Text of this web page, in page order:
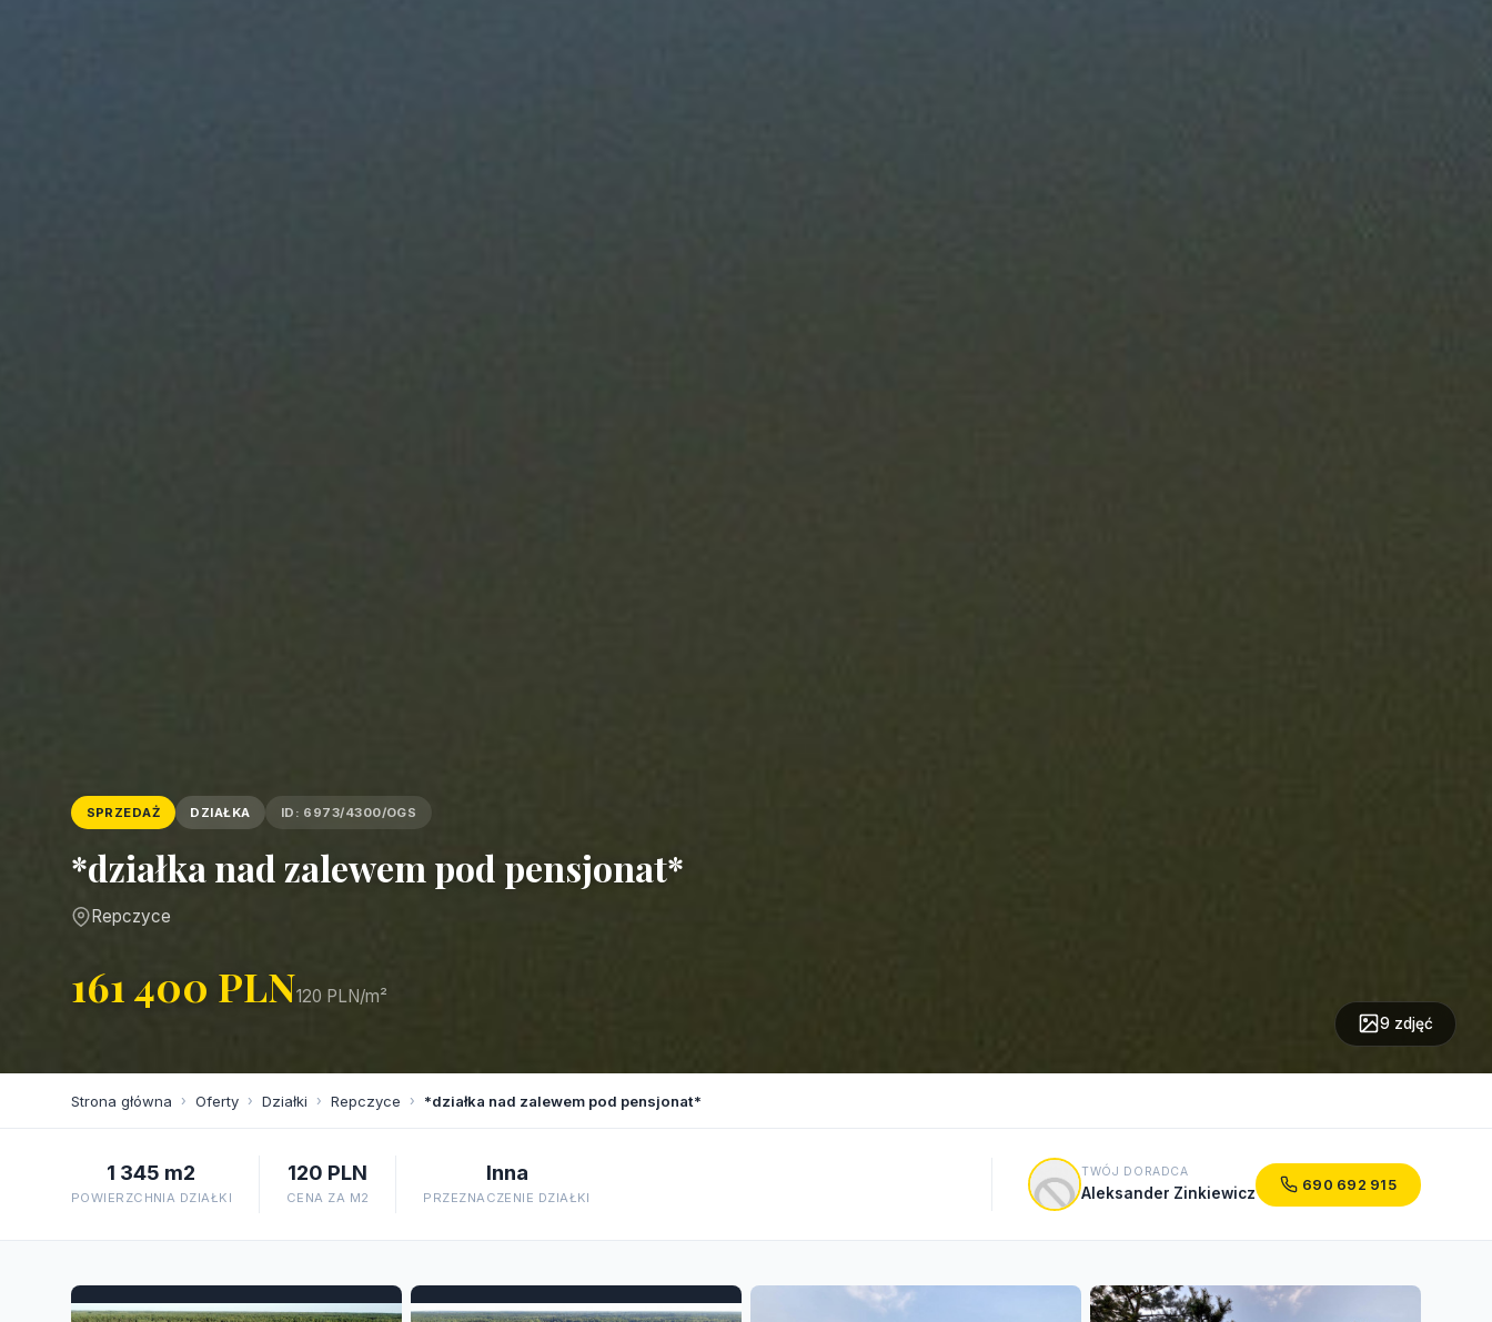
SPRZEDAŻ DZIAŁKA ID: 6973/4300/OGS
*działka nad zalewem pod pensjonat*
Repczyce
161 400 PLN120 PLN/m²
9 zdjęć
Strona główna › Oferty › Działki › Repczyce › *działka nad zalewem pod pensjonat*
1 345 m2
POWIERZCHNIA DZIAŁKI
120 PLN
CENA ZA M2
Inna
PRZEZNACZENIE DZIAŁKI
TWÓJ DORADCA
Aleksander Zinkiewicz 690 692 915